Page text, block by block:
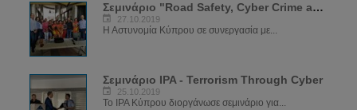
Σεμινάριο "Road Safety, Cyber Crime and Crime Prevention"
27.10.2019
Η Αστυνομία Κύπρου σε συνεργασία με...
Σεμινάριο IPA - Terrorism Through Cyber
25.10.2019
Το IPA Κύπρου διοργάνωσε σεμινάριο για...